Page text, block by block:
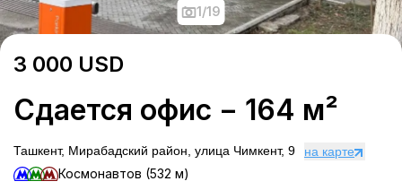
1/19
3 000 USD
Сдается офис − 164 м²
Ташкент, Мирабадский район, улица Чимкент, 9 на карте
Космонавтов (532 м)